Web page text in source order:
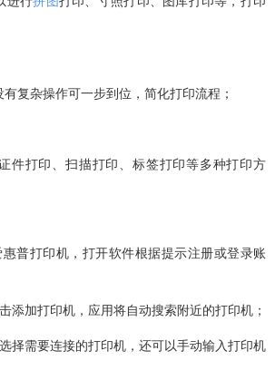
杂操作可一步到位，简化打印流程‌；
打印、扫描打印、标签打印等多种打印方
打印机，打开软件根据提示注册或登录账
加打印机，应用将自动搜索附近的打印机‌；
需要连接的打印机，还可以手动输入打印机